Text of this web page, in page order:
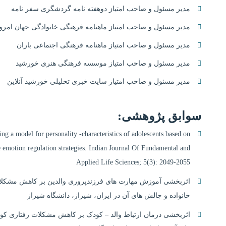
مدیر مسئول و صاحب امتیاز دوهفته نامه گردشگری سفر نامه
مدیر مسئول و صاحب امتیاز ماهنامه فرهنگی خانوادگی جهان
مدیر مسئول و صاحب امتیاز ماهنامه فرهنگی اجتماعی باران
مدیر مسئول و صاحب امتیاز موسسه فرهنگی هنری خورشید
مدیر مسئول و صاحب امتیاز سایت خبری تحلیلی خورشید آنلاین
سوابق پژوهشی:
a model for personality -characteristics of adolescents based on
regulation strategies. Indian Journal Of Fundamental and
Applied Life Sciences; 5(3): 2049-2055
اثربخشی آموزش مهارت های فرزندپروری والدین بر کاهش
خانواده و چالش های آن در ایران، شیراز، دانشگاه شیراز
اثربخشی درمان ارتباط والد – کودک بر کاهش مشکلات رفتاری